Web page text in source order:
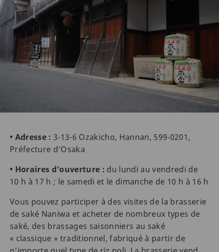
• Adresse :3-13-6 Ozakicho, Hannan, 599-0201,
Préfecture d’Osaka
• Horaires d’ouverture : du lundi au vendredi de
10 h à 17 h ; le samedi et le dimanche de 10 h à 16 h
Vous pouvez participer à des visites de la brasserie
de saké Naniwa et acheter de nombreux types de
saké, des brassages saisonniers au saké
« classique » traditionnel, fabriqué à partir de